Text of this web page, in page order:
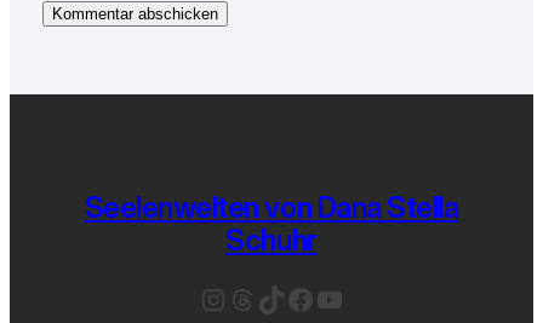
Seelenwelten von Dana Stella
Schuhr
Instagram
Threads
TikTok
Facebook
YouTube